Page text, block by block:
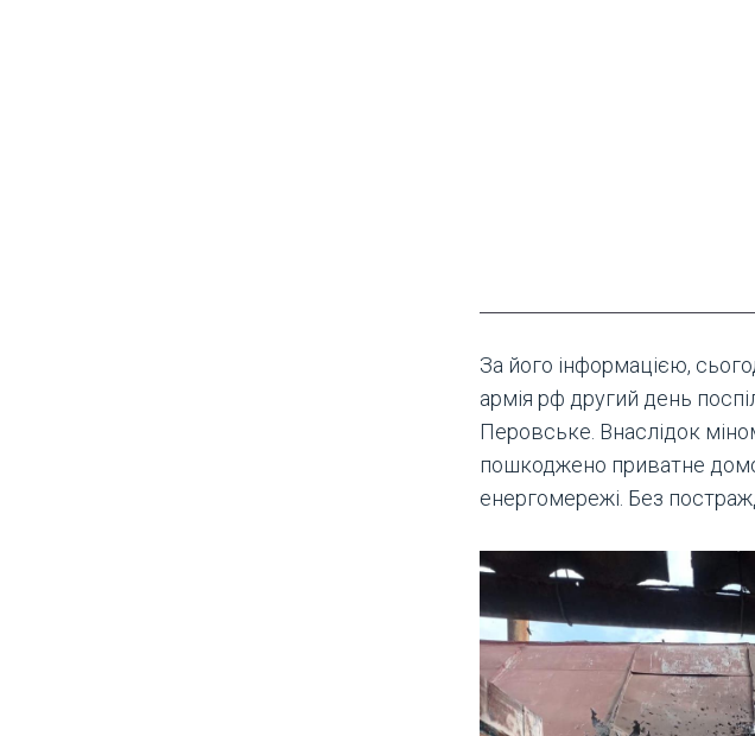
За його інформацією,
армія рф другий день
Перовське. Внаслідок
пошкоджено приватне
енергомережі. Без